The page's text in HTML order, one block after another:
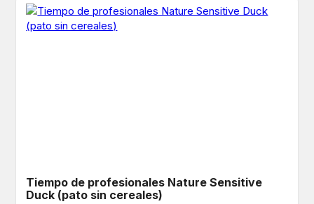
Tiempo de profesionales Nature Sensitive
Duck (pato sin cereales)